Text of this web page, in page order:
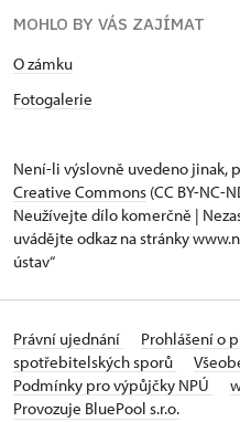
MOHLO BY VÁS ZAJÍMAT
O zámku
Fotogalerie
Není-li výslovně uvedeno jinak,
Creative Commons (CC BY-NC-
Neužívejte dílo komerčně |
uvádějte odkaz na stránky
ústav“
Právní ujednání Prohlášení o
spotřebitelských sporů
Podmínky pro výpůjčky NPÚ
Provozuje BluePool s.r.o.